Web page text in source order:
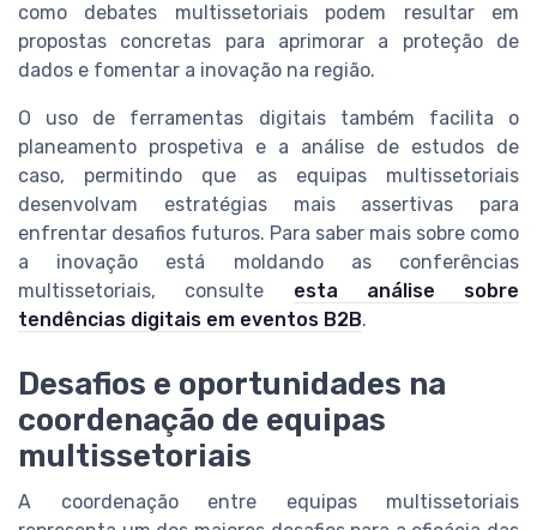
como debates multissetoriais podem resultar em
propostas concretas para aprimorar a proteção de
dados e fomentar a inovação na região.
O uso de ferramentas digitais também facilita o
planeamento prospetiva e a análise de estudos de
caso, permitindo que as equipas multissetoriais
desenvolvam estratégias mais assertivas para
enfrentar desafios futuros. Para saber mais sobre como
a inovação está moldando as conferências
multissetoriais, consulte esta análise sobre
tendências digitais em eventos B2B.
Desafios e oportunidades na
coordenação de equipas
multissetoriais
A coordenação entre equipas multissetoriais